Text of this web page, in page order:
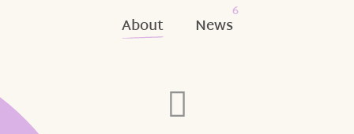
About News
6